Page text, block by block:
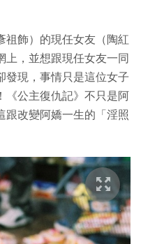
祖飾）的現任女友（陶紅
上，並想跟現任女友一同
發現，事情只是這位女子
《公主復仇記》不只是阿
跟改變阿嬌一生的「淫照